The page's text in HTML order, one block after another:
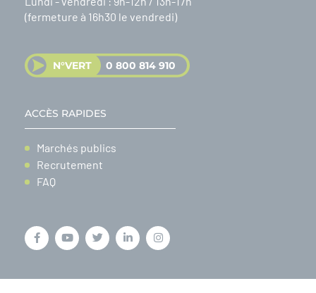
(fermeture à 16h30 le vendredi)
N°VERT 0 800 814 910
ACCÈS RAPIDES
Marchés publics
Recrutement
FAQ